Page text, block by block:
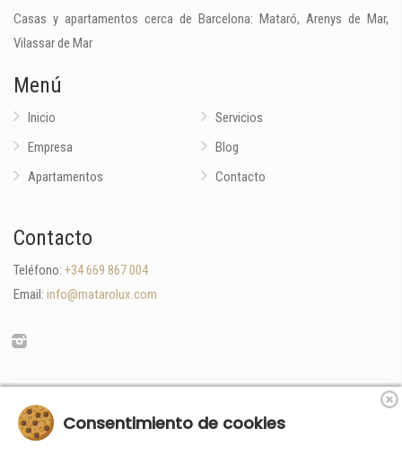
Casas y apartamentos cerca de Barcelona: Mataró, Arenys de Mar,
Vilassar de Mar
Menú
Inicio
Empresa
Apartamentos
Servicios
Blog
Contacto
Contacto
Teléfono: +34 669 867 004
Email: info@matarolux.com
Consentimiento de cookies